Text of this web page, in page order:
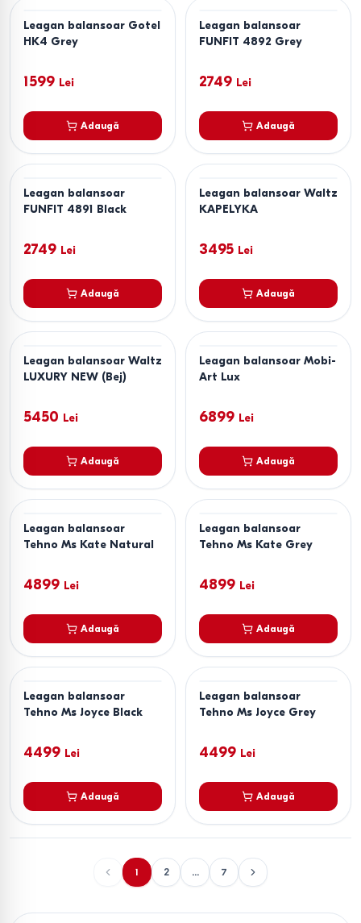
Leagan balansoar Gotel
HK4 Grey
1599 Lei
Adaugă
Leagan balansoar
FUNFIT 4892 Grey
2749 Lei
Adaugă
Leagan balansoar
FUNFIT 4891 Black
2749 Lei
Adaugă
Leagan balansoar Waltz
KAPELYKA
3495 Lei
Adaugă
Leagan balansoar Waltz
LUXURY NEW (Bej)
5450 Lei
Adaugă
Leagan balansoar Mobi-
Art Lux
6899 Lei
Adaugă
Leagan balansoar
Tehno Ms Kate Natural
4899 Lei
Adaugă
Leagan balansoar
Tehno Ms Kate Grey
4899 Lei
Adaugă
Leagan balansoar
Tehno Ms Joyce Black
4499 Lei
Adaugă
Leagan balansoar
Tehno Ms Joyce Grey
4499 Lei
Adaugă
1 2 ... 7